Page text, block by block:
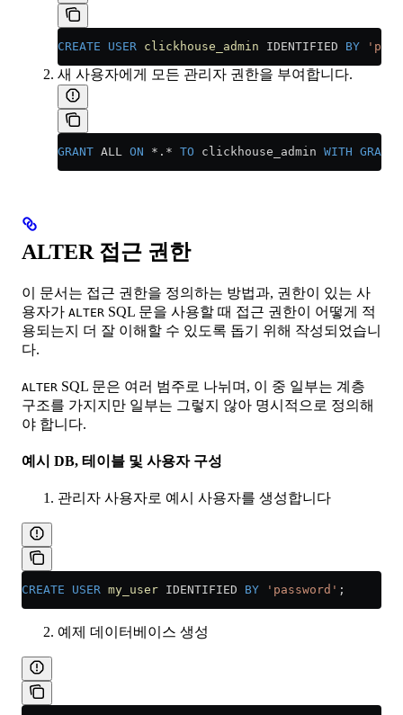
CREATE USER clickhouse_admin IDENTIFIED BY
새 사용자에게 모든 관리자 권한을 부여합니다.
GRANT ALL ON * . * TO clickhouse_admin WITH GRANT
ALTER 접근 권한
이 문서는 접근 권한을 정의하는 방법과, 권한이 있는 사
용자가 ALTER SQL 문을 사용할 때 접근 권한이 어떻게 적
용되는지 더 잘 이해할 수 있도록 돕기 위해 작성되었습니
다.
ALTER SQL 문은 여러 범주로 나뉘며, 이 중 일부는 계층
구조를 가지지만 일부는 그렇지 않아 명시적으로 정의해
야 합니다.
예시 DB, 테이블 및 사용자 구성
관리자 사용자로 예시 사용자를 생성합니다
CREATE USER my_user IDENTIFIED BY 'password' ;
예제 데이터베이스 생성